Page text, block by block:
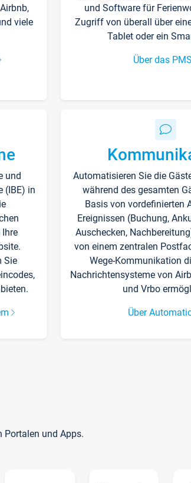
viele
und Software für
Zugriff von überall über
Tablet oder ein
Über das PMS
und
(IBE) in
Sie
Automatisieren Sie die
während des gesamten
Basis von vordefinierten
Ereignissen (Buchung,
Auschecken,
von einem zentralen
Wege-Kommunikation
Nachrichtensysteme von
und Vrbo
Über
Portalen und Apps.